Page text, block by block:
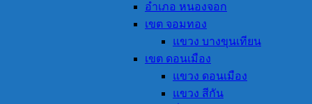
อำเภอ หนองจอก
เขต จอมทอง
แขวง บางขุนเทียน
เขต ดอนเมือง
แขวง ดอนเมือง
แขวง สีกัน